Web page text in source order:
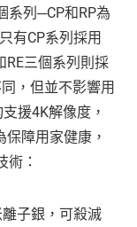
系列─CP和RP為
有CP系列採用
RE三個系列則採
，但並不影響用
援4K解像度，
障用家健康，
術：
子銀，可殺滅